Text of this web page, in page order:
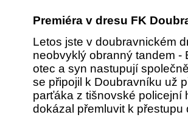
Premiéra v dresu FK
Letos jste v doubravnickém
neobvyklý obranný tandem -
otec a syn nastupují
se připojil k Doubravníku už
parťáka z tišnovské policejní
dokázal přemluvit k